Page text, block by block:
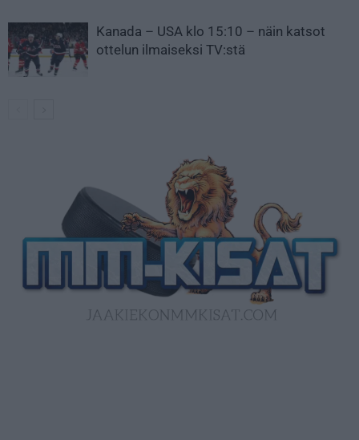
Kanada – USA klo 15:10 – näin katsot
ottelun ilmaiseksi TV:stä